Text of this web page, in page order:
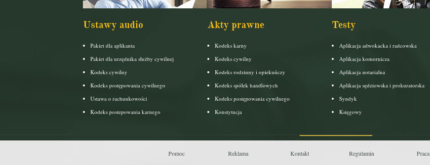
Ustawy audio
Pakiet dla aplikanta
Pakiet dla urzędnika służby cywilnej
Kodeks cywilny
Kodeks postępowania cywilnego
Ustawa o rachunkowości
Kodeks postepowania karnego
Akty prawne
Kodeks karny
Kodeks cywilny
Kodeks rodzinny i opiekuńczy
Kodeks spółek handlowych
Kodeks postępowania cywilnego
Konstytucja
Testy
Aplikacja adwokacka i radcowska
Aplikacja komornicza
Aplikacja notarialna
Aplikacja sędziowska i prokuratorska
Syndyk
Księgowy
Pomoc Reklama Kontakt Regulamin Praca